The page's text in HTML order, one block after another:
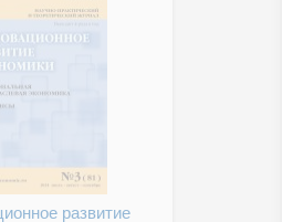
развитие